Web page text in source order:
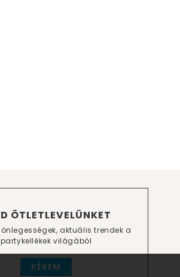
ÖTLETLEVELÜNKET
aktuális trendek a
partykellékek világából
KÉREM